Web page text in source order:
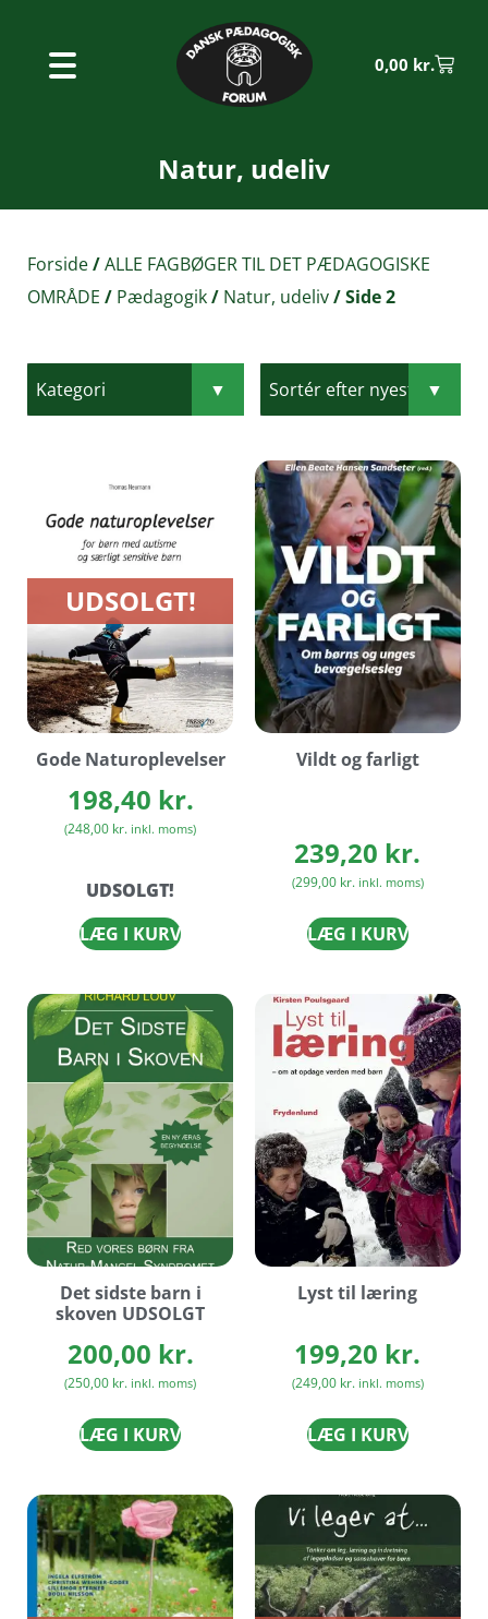
0,00 kr.
Natur, udeliv
Forside/ALLE FAGBØGER TIL DET PÆDAGOGISKE
OMRÅDE / Pædagogik/ Natur, udeliv/ Side 2
UDSOLGT!
Gode Naturoplevelser
198,40 kr.
(248,00 kr. inkl. moms)
UDSOLGT!
LÆG I KURV
Vildt og farligt
239,20 kr.
(299,00 kr. inkl. moms)
LÆG I KURV
Det sidste barn i
skoven UDSOLGT
200,00 kr.
(250,00 kr. inkl. moms)
LÆG I KURV
Lyst til læring
199,20 kr.
(249,00 kr. inkl. moms)
LÆG I KURV